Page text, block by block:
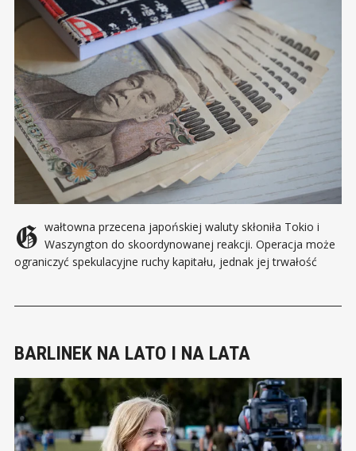
Gwałtowna przecena japońskiej waluty skłoniła Tokio i Waszyngton do skoordynowanej reakcji. Operacja może
ograniczyć spekulacyjne ruchy kapitału, jednak jej trwałość
BARLINEK NA LATO I NA LATA